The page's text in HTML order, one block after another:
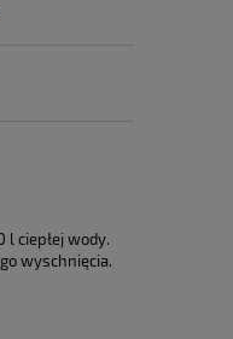
l ciepłej wody.
wyschnięcia.